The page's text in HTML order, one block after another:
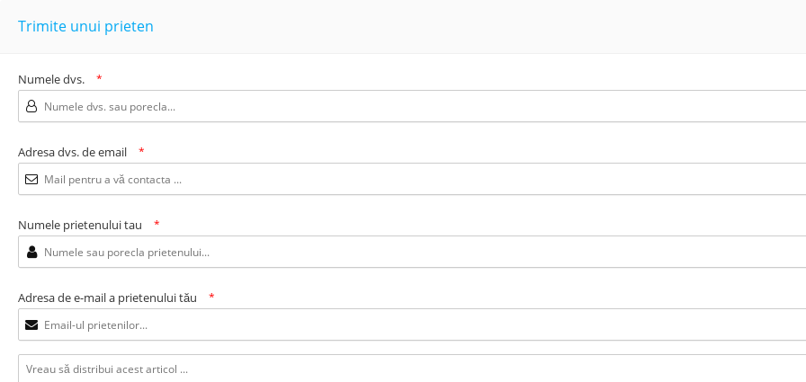
Trimite unui prieten
Numele dvs. *
Adresa dvs. de email *
Numele prietenului tau *
Adresa de e-mail a prietenului tău *